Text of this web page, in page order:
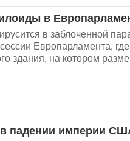
в
в заблоченной
Европарламента,
здания, на котором
падении империи